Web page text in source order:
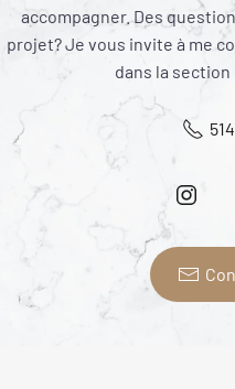
accompagner. Des
projet? Je vous invite à me
dans la